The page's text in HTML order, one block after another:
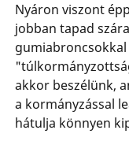
Nyáron viszont
jobban tapad
akkor beszélünk,
a kormányzással
hátulja könnyen